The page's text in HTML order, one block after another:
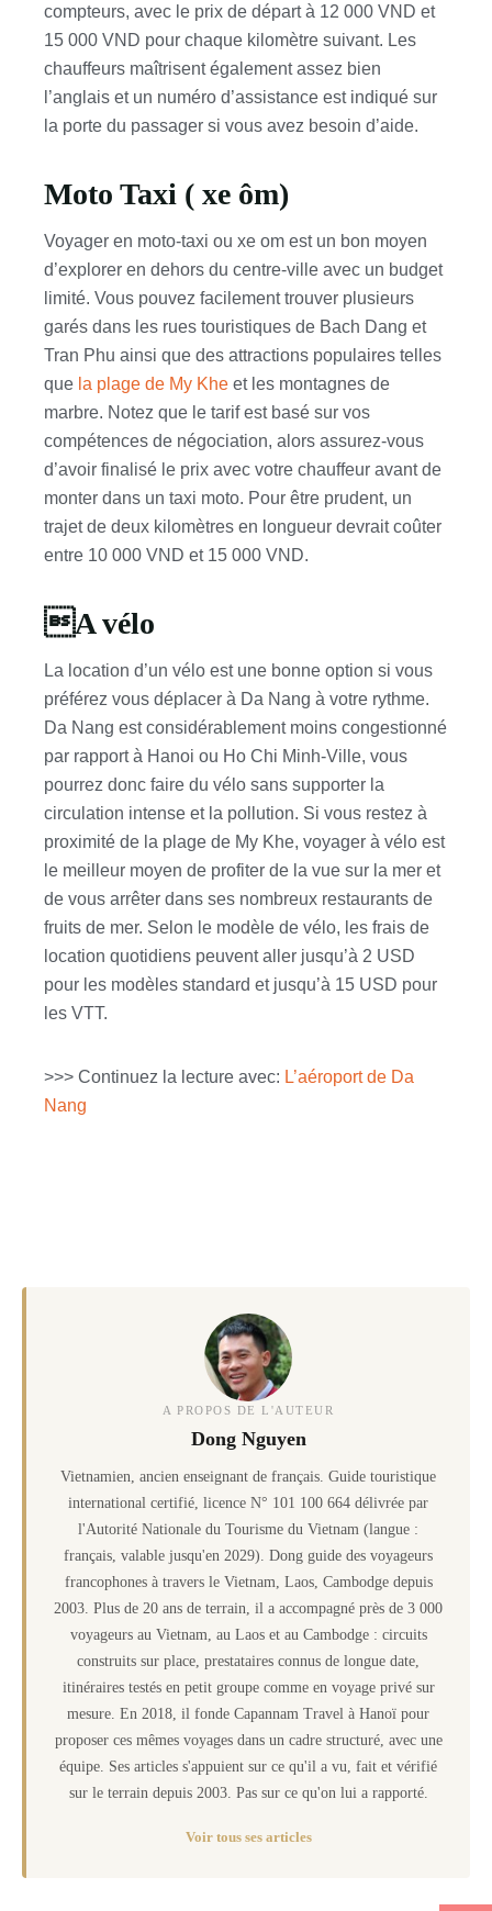
compteurs, avec le prix de départ à 12 000 VND et
15 000 VND pour chaque kilomètre suivant. Les
chauffeurs maîtrisent également assez bien
l’anglais et un numéro d’assistance est indiqué sur
la porte du passager si vous avez besoin d’aide.
Moto Taxi ( xe ôm)
Voyager en moto-taxi ou xe om est un bon moyen
d’explorer en dehors du centre-ville avec un budget
limité. Vous pouvez facilement trouver plusieurs
garés dans les rues touristiques de Bach Dang et
Tran Phu ainsi que des attractions populaires telles
que la plage de My Khe et les montagnes de
marbre. Notez que le tarif est basé sur vos
compétences de négociation, alors assurez-vous
d’avoir finalisé le prix avec votre chauffeur avant de
monter dans un taxi moto. Pour être prudent, un
trajet de deux kilomètres en longueur devrait coûter
entre 10 000 VND et 15 000 VND.
A vélo
La location d’un vélo est une bonne option si vous
préférez vous déplacer à Da Nang à votre rythme.
Da Nang est considérablement moins congestionné
par rapport à Hanoi ou Ho Chi Minh-Ville, vous
pourrez donc faire du vélo sans supporter la
circulation intense et la pollution. Si vous restez à
proximité de la plage de My Khe, voyager à vélo est
le meilleur moyen de profiter de la vue sur la mer et
de vous arrêter dans ses nombreux restaurants de
fruits de mer. Selon le modèle de vélo, les frais de
location quotidiens peuvent aller jusqu’à 2 USD
pour les modèles standard et jusqu’à 15 USD pour
les VTT.
>>> Continuez la lecture avec: L’aéroport de Da
Nang
A PROPOS DE L'AUTEUR
Dong Nguyen
Vietnamien, ancien enseignant de français. Guide touristique
international certifié, licence N° 101 100 664 délivrée par
l'Autorité Nationale du Tourisme du Vietnam (langue :
français, valable jusqu'en 2029). Dong guide des voyageurs
francophones à travers le Vietnam, Laos, Cambodge depuis
2003. Plus de 20 ans de terrain, il a accompagné près de 3 000
voyageurs au Vietnam, au Laos et au Cambodge : circuits
construits sur place, prestataires connus de longue date,
itinéraires testés en petit groupe comme en voyage privé sur
mesure. En 2018, il fonde Capannam Travel à Hanoï pour
proposer ces mêmes voyages dans un cadre structuré, avec une
équipe. Ses articles s'appuient sur ce qu'il a vu, fait et vérifié
sur le terrain depuis 2003. Pas sur ce qu'on lui a rapporté.
Voir tous ses articles